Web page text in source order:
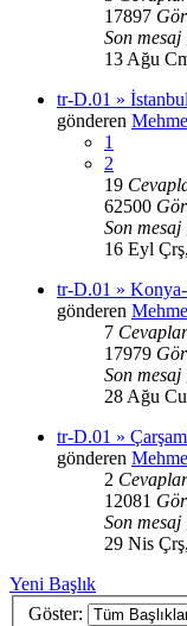
17897
Son mesaj
13 Ağu
tr-D.01 »
gönderen
1
2
19
62500
Son mesaj
16 Eyl
tr-D.01 »
gönderen
7 Cevaplar
17979
Son mesaj
28 Ağu
tr-D.01 »
gönderen
2 Cevaplar
12081
Son mesaj
29 Nis
Yeni Başlık
Göster: